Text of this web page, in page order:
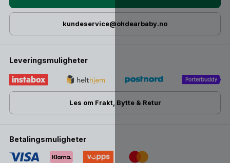
kundeservice@ohdearbaby.no
Leveringsmuligheter
Les om Frakt, Bytte & Retur
Betalingsmuligheter